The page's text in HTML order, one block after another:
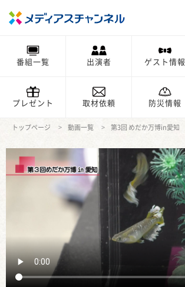
番組一覧 出演者 ゲスト情報
プレゼント 取材依頼 防災情報
トップページ 動画一覧 第3回 めだか万博in愛知